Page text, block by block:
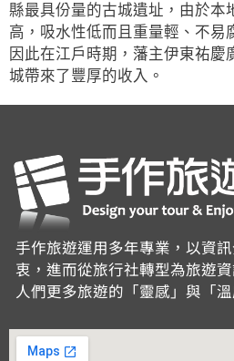
縣最具份量的古城遺址，由於本
高，吸水性低而且重量輕、不易
因此在江戶時期，藩主伊東祐慶
城帶來了豐厚的收入。
手作旅遊運用多年專業，以資
衷，進而從旅行社轉型為旅遊
人們更多旅遊的「靈感」與「溫